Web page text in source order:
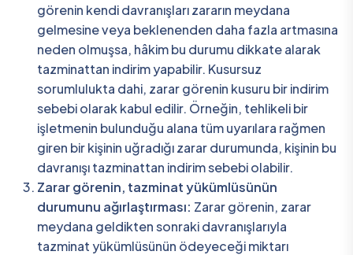
görenin kendi davranışları zararın meydana
gelmesine veya beklenenden daha fazla artmasına
neden olmuşsa, hâkim bu durumu dikkate alarak
tazminattan indirim yapabilir. Kusursuz
sorumlulukta dahi, zarar görenin kusuru bir indirim
sebebi olarak kabul edilir. Örneğin, tehlikeli bir
işletmenin bulunduğu alana tüm uyarılara rağmen
giren bir kişinin uğradığı zarar durumunda, kişinin bu
davranışı tazminattan indirim sebebi olabilir.
Zarar görenin, tazminat yükümlüsünün
durumunu ağırlaştırması: Zarar görenin, zarar
meydana geldikten sonraki davranışlarıyla
tazminat yükümlüsünün ödeyeceği miktarı